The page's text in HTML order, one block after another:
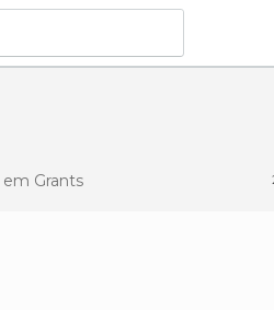
em Grants